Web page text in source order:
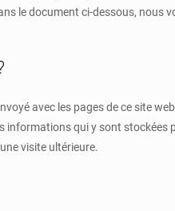
le document ci-dessous, nous
avec les pages de ce site
informations qui y sont stockées
visite ultérieure.